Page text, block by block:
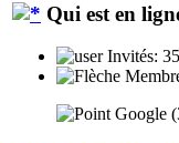
Qui est en
Invités:
Google